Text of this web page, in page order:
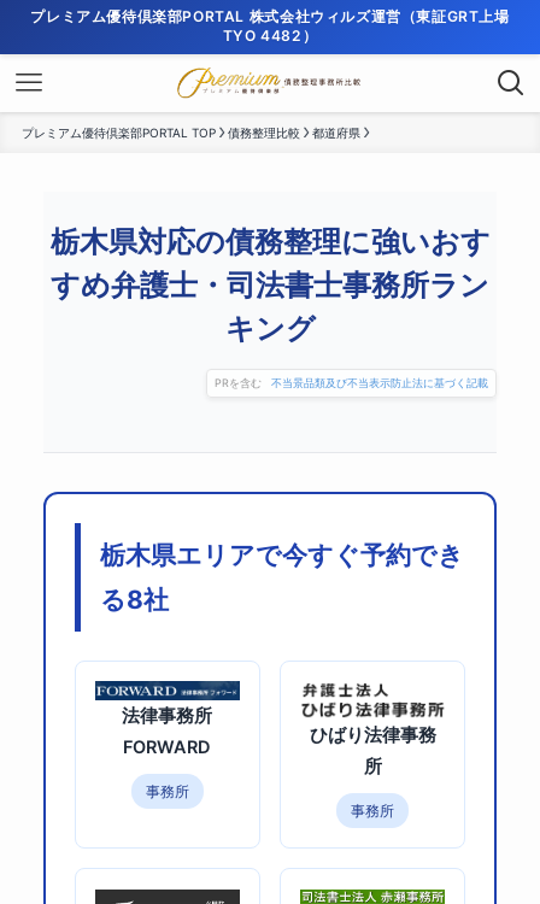
プレミアム優待倶楽部PORTAL 株式会社ウィルズ運営（東証GRT上場
TYO 4482）
プレミアム優待倶楽部PORTAL TOP 債務整理比較 都道府県
栃木県対応の債務整理に強いおす
すめ弁護士・司法書士事務所ラン
キング
PRを含む 不当景品類及び不当表示防止法に基づく記載
栃木県エリアで今すぐ予約でき
る8社
法律事務所
FORWARD
事務所
ひばり法律事務
所
事務所